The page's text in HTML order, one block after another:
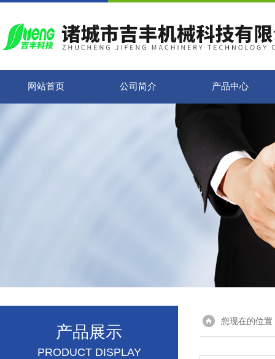
网站首页 公司简介 产品中心
产品展示
PRODUCT DISPLAY
您现在的位置